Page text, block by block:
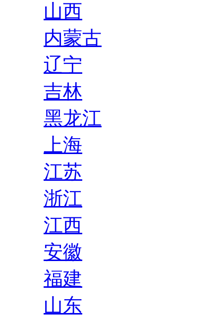
山西
内蒙古
辽宁
吉林
黑龙江
上海
江苏
浙江
江西
安徽
福建
山东